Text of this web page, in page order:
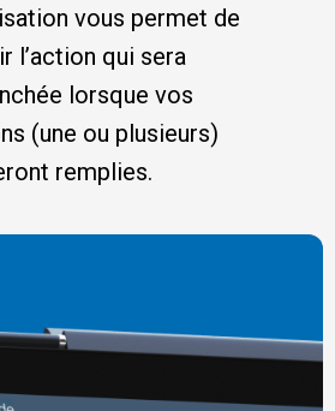
vous permet de
l’action qui sera
lorsque vos
(une ou plusieurs)
remplies.